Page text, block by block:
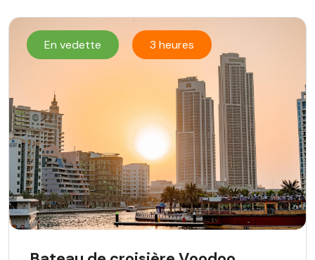
En vedette 3 heures